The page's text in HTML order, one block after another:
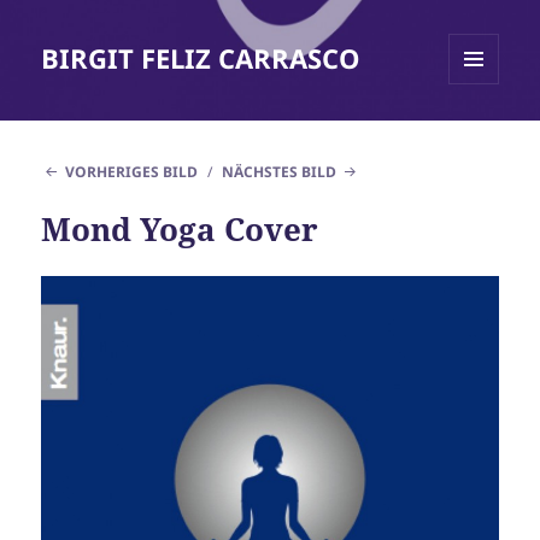
BIRGIT FELIZ CARRASCO
VORHERIGES BILD
NÄCHSTES BILD
Mond Yoga Cover